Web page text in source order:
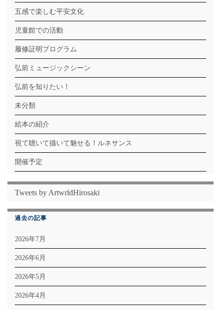
五感で楽しむ平安文化
児童館での活動
履修証明プログラム
弘前ミュージックシーン
弘前を知りたい！
未分類
絵本の紹介
視て聴いて描いて魅せる！ルネサンス
開催予定
Tweets by ArtwrldHirosaki
過去の記事
2026年7月
2026年6月
2026年5月
2026年4月